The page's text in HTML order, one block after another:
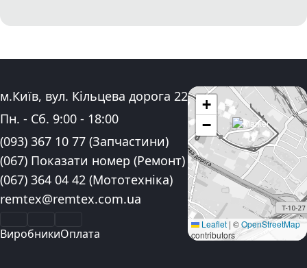
Адреса:
м.Київ, вул. Кільцева дорога 22
Графік роботи:
Пн. - Сб. 9:00 - 18:00
Контактні номера телефону:
(093) 367 10 77 (Запчастини)
(067) Показати номер (Ремонт)
(067) 364 04 42 (Мототехніка)
Електронна пошта:
remtex@remtex.com.ua
ВиробникиОплата
+
−
Leaflet | ©OpenStreetMap
contributors